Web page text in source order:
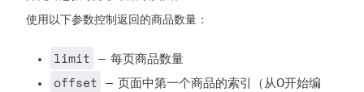
使用以下参数控制返回的商品数量：
limit — 每页商品数量
offset
— 页面中第一个商品的索引（从0开始编